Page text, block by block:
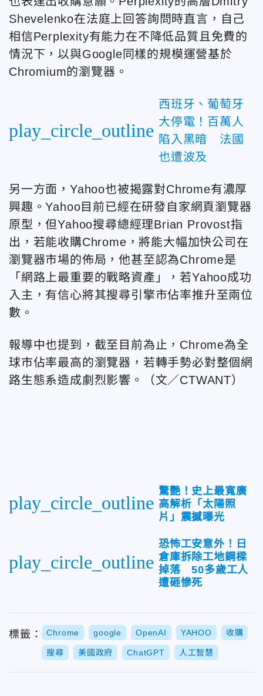
Shevelenko在法庭上回答詢問時直言，自己
相信Perplexity有能力在不降低品質且免費的
情況下，以與Google同樣的規模運營基於
Chromium的瀏覽器。
play_circle_outline
西班牙、葡萄牙
大停電！百萬人
陷入黑暗 法國
也遭波及
另一方面，Yahoo也被揭露對Chrome有濃厚
興趣。Yahoo目前已經在研發自家網頁瀏覽器
原型，但Yahoo搜尋總經理Brian Provost指
出，若能收購Chrome，將能大幅加快公司在
瀏覽器市場的佈局，他甚至認為Chrome是
「網路上最重要的戰略資產」，若Yahoo成功
入主，有信心將其搜尋引擎市佔率推升至兩位
數。
報導中也提到，截至目前為止，Chrome為全
球市佔率最高的瀏覽器，若轉手勢必對整個網
路生態系造成劇烈影響。（文／CTWANT）
play_circle_outline
驚艷！史上最寬廣
高解析「太陽照
片」震撼曝光
play_circle_outline
恐怖工安意外！日
倉庫拆除工地鋼樑
掉落 50多歲工人
遭砸慘死
標籤： Chrome google OpenAI YAHOO 收購
搜尋 美國政府 ChatGPT 人工智慧